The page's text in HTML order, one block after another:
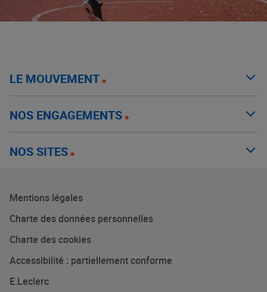
LE MOUVEMENT
NOS ENGAGEMENTS
NOS SITES
Mentions légales
Charte des données personnelles
Charte des cookies
Accessibilité : partiellement conforme
E.Leclerc